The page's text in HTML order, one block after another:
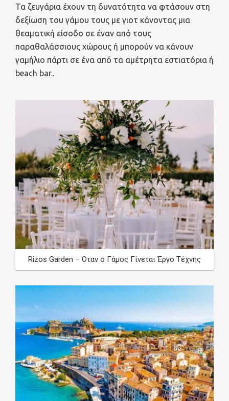
Τα ζευγάρια έχουν τη δυνατότητα να φτάσουν στη
δεξίωση του γάμου τους με γιοτ κάνοντας μια
θεαματική είσοδο σε έναν από τους
παραθαλάσσιους χώρους ή μπορούν να κάνουν
γαμήλιο πάρτι σε ένα από τα αμέτρητα εστιατόρια ή
beach bar..
Rizos Garden – Όταν ο Γάμος Γίνεται Έργο Τέχνης